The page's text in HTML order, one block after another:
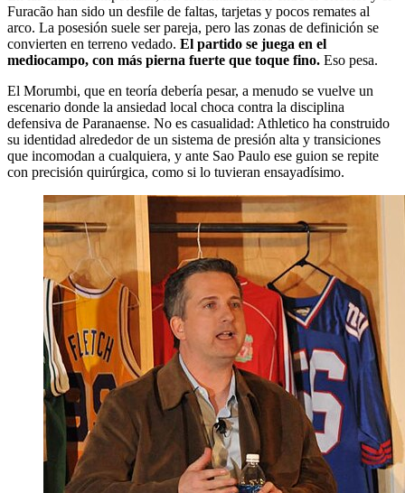
Furacão han sido un desfile de faltas, tarjetas y pocos remates al
arco. La posesión suele ser pareja, pero las zonas de definición se
convierten en terreno vedado. El partido se juega en el
mediocampo, con más pierna fuerte que toque fino. Eso pesa.
El Morumbi, que en teoría debería pesar, a menudo se vuelve un
escenario donde la ansiedad local choca contra la disciplina
defensiva de Paranaense. No es casualidad: Athletico ha construido
su identidad alrededor de un sistema de presión alta y transiciones
que incomodan a cualquiera, y ante Sao Paulo ese guion se repite
con precisión quirúrgica, como si lo tuvieran ensayadísimo.